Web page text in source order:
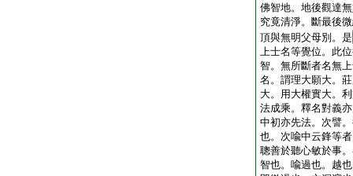
佛智地。地後觀達
究竟清淨。斷最後
頂與無明父母別。是
上士名等覺位。此
智。無所斷者名無
名。謂理大願大。
大。用大權實大。
法成乘。釋名對義
中初亦先法。次譬
也。次喩中云鋒等
聰善於聽心敏於事
智也。喩過也。越